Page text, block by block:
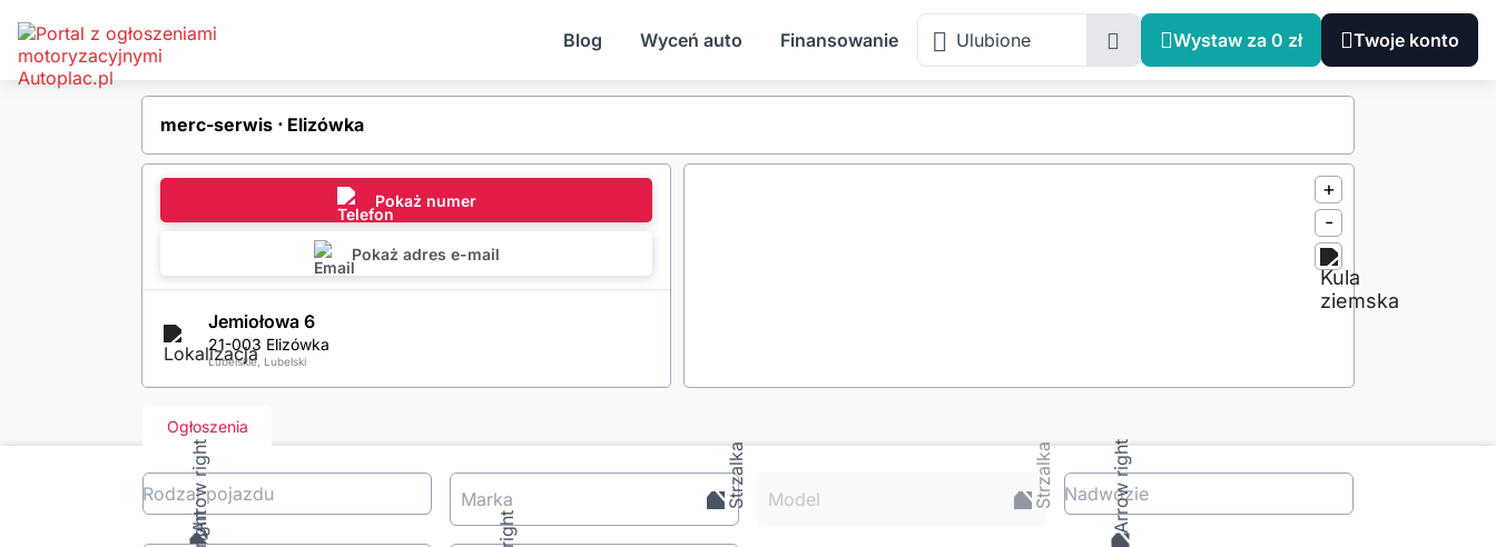
Blog Wyceń auto Finansowanie Ulubione Wystaw za 0 zł Twoje konto
merc-serwis ⋅ Elizówka
Pokaż numer
Pokaż adres e-mail
Jemiołowa 6
21-003 Elizówka
Lubelskie, Lubelski
+
-
Ogłoszenia
Rodzaj pojazdu Marka Model Nadwozie